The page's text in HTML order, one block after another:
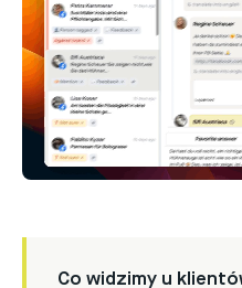
Co widzimy u